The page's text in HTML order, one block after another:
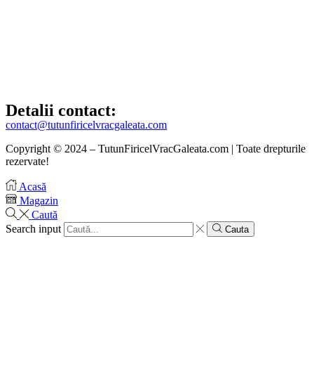
Detalii contact:
contact@tutunfiricelvracgaleata.com
Copyright © 2024 – TutunFiricelVracGaleata.com | Toate drepturile
rezervate!
Acasă
Magazin
Caută
Search input
Cauta